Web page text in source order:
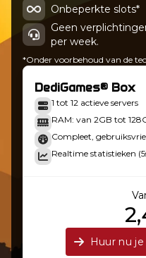
Onbeperkte slots*
Geen
per week.
*Onder voorbehoud van de
DediGames® Box
1 tot 12 actieve servers
RAM: van 2GB tot
Compleet,
Realtime statistieken
Huur nu